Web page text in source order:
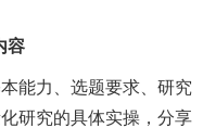
容
能力、选题要求、研究
研究的具体实操，分享